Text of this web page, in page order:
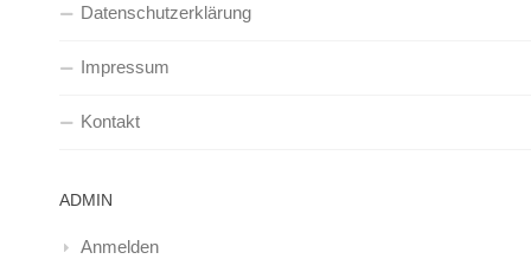
Datenschutzerklärung
Impressum
Kontakt
ADMIN
Anmelden